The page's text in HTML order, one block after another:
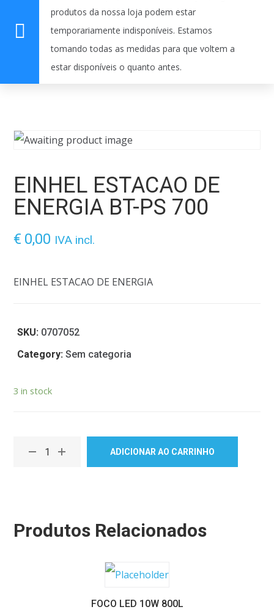
produtos da nossa loja podem estar
temporariamente indisponíveis. Estamos
tomando todas as medidas para que voltem a
estar disponíveis o quanto antes.
EINHEL ESTACAO DE
ENERGIA BT-PS 700
€ 0,00 IVA incl.
EINHEL ESTACAO DE ENERGIA
SKU: 0707052
Category:Sem categoria
3 in stock
ADICIONAR AO CARRINHO
Produtos Relacionados
FOCO LED 10W 800L